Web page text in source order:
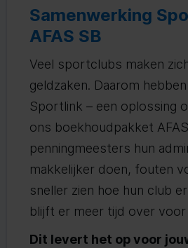
Samenwerking
AFAS SB
Veel sportclubs maken
geldzaken. Daarom
Sportlink – een oplossing
ons boekhoudpakket
penningmeesters hun
makkelijker doen, fouten
sneller zien hoe hun club
blijft er meer tijd over
Dit levert het op voor